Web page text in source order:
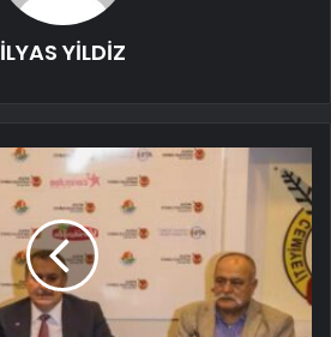
İLYAS YİLDİZ